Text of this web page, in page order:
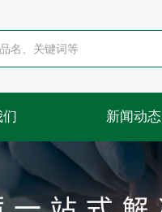
们 新闻动态